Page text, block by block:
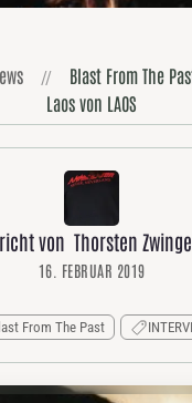
Blast From The
Laos von LAOS
von Thorsten
16. FEBRUAR 2019
From The Past